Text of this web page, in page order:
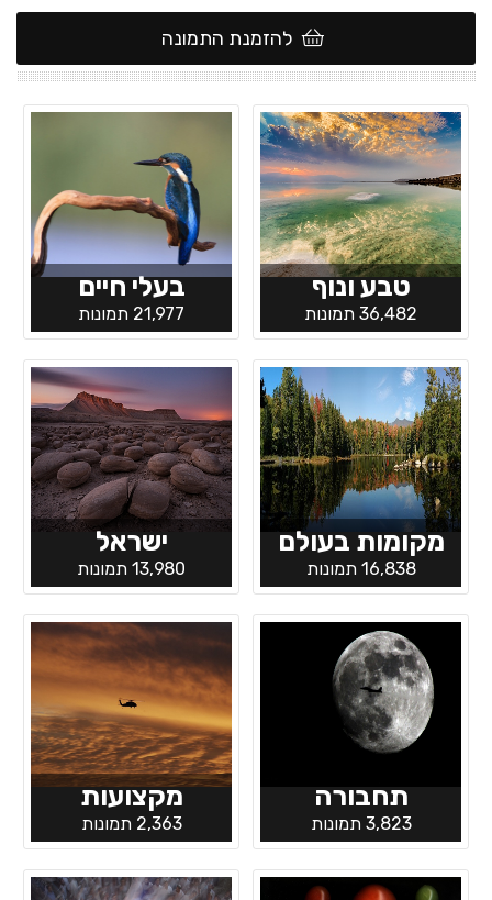
להזמנת התמונה
טבע ונוף
36,482 תמונות
בעלי חיים
21,977 תמונות
מקומות בעולם
16,838 תמונות
ישראל
13,980 תמונות
תחבורה
3,823 תמונות
מקצועות
2,363 תמונות